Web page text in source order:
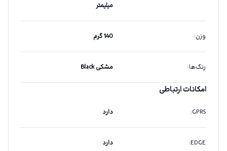
میلیمتر
وزن: 140 گرم
رنگ‌ها: مشکی Black
امکانات ارتباطی
GPRS
: دارد
EDGE
: دارد